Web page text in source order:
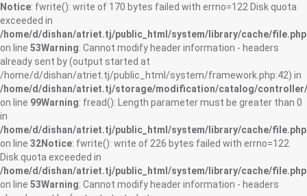
Notice: fwrite(): write of 170 bytes failed with errno=122 Disk quota
exceeded in
/home/d/dishan/atriet.tj/public_html/system/library/cache/file.php
on line 53Warning: Cannot modify header information - headers
already sent by (output started at
/home/d/dishan/atriet.tj/public_html/system/framework.php:42) in
/home/d/dishan/atriet.tj/storage/modification/catalog/
on line 99Warning: fread(): Length parameter must be greater than 0
in
/home/d/dishan/atriet.tj/public_html/system/library/cache/file.php
on line 32Notice: fwrite(): write of 226 bytes failed with errno=122
Disk quota exceeded in
/home/d/dishan/atriet.tj/public_html/system/library/cache/file.php
on line 53Warning: Cannot modify header information - headers